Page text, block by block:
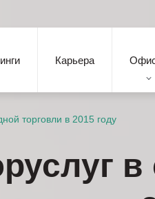
Карьера
торговли в 2015 году
в